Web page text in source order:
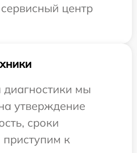
центр
мы
утверждение
сроки
к